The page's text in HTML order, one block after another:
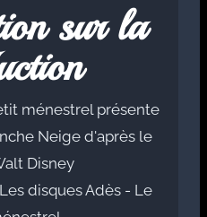
sur la
ménestrel présente
Neige d'après le
Disney
Les disques Adès - Le